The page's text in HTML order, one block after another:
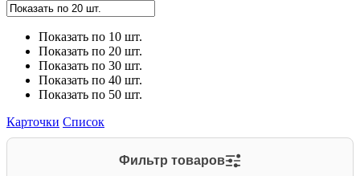
Показать по 10 шт.
Показать по 20 шт.
Показать по 30 шт.
Показать по 40 шт.
Показать по 50 шт.
Карточки Список
Фильтр товаров